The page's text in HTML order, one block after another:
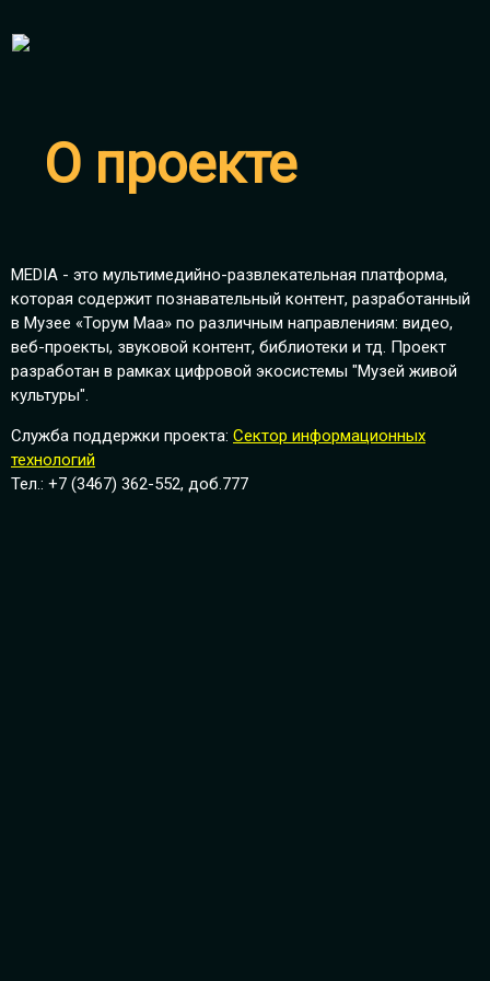
О проекте
MEDIA - это мультимедийно-развлекательная платформа,
которая содержит познавательный контент, разработанный
в Музее «Торум Маа» по различным направлениям: видео,
веб-проекты, звуковой контент, библиотеки и тд. Проект
разработан в рамках цифровой экосистемы "Музей живой
культуры".
Служба поддержки проекта: Сектор информационных
технологий
Тел.: +7 (3467) 362-552, доб.777